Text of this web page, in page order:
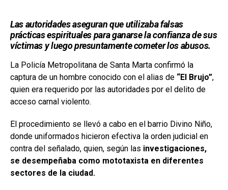
Las autoridades aseguran que utilizaba falsas
prácticas espirituales para ganarse la confianza de sus
víctimas y luego presuntamente cometer los abusos.
La Policía Metropolitana de Santa Marta confirmó la
captura de un hombre conocido con el alias de “El Brujo”,
quien era requerido por las autoridades por el delito de
acceso carnal violento.
El procedimiento se llevó a cabo en el barrio Divino Niño,
donde uniformados hicieron efectiva la orden judicial en
contra del señalado, quien, según las investigaciones,
se desempeñaba como mototaxista en diferentes
sectores de la ciudad.